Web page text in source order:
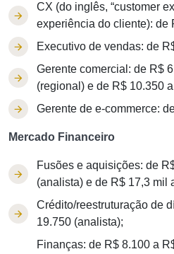
CX (do inglês, “customer
experiência do cliente): de
Executivo de vendas: de
Gerente comercial: de R$
(regional) e de R$ 10.350
Gerente de e-commerce:
Mercado Financeiro
Fusões e aquisições: de
(analista) e de R$ 17,3 mil
Crédito/reestruturação de
19.750 (analista);
Finanças: de R$ 8.100 a